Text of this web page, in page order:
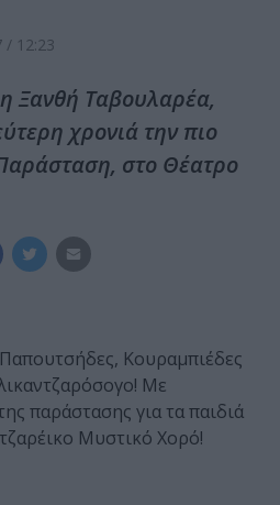
/ 12:23
Ξανθή Ταβουλαρέα,
χρονιά την πιο
στο Θέατρο
Κουραμπιέδες
Με
παράστασης για τα παιδιά
Μυστικό Χορό!